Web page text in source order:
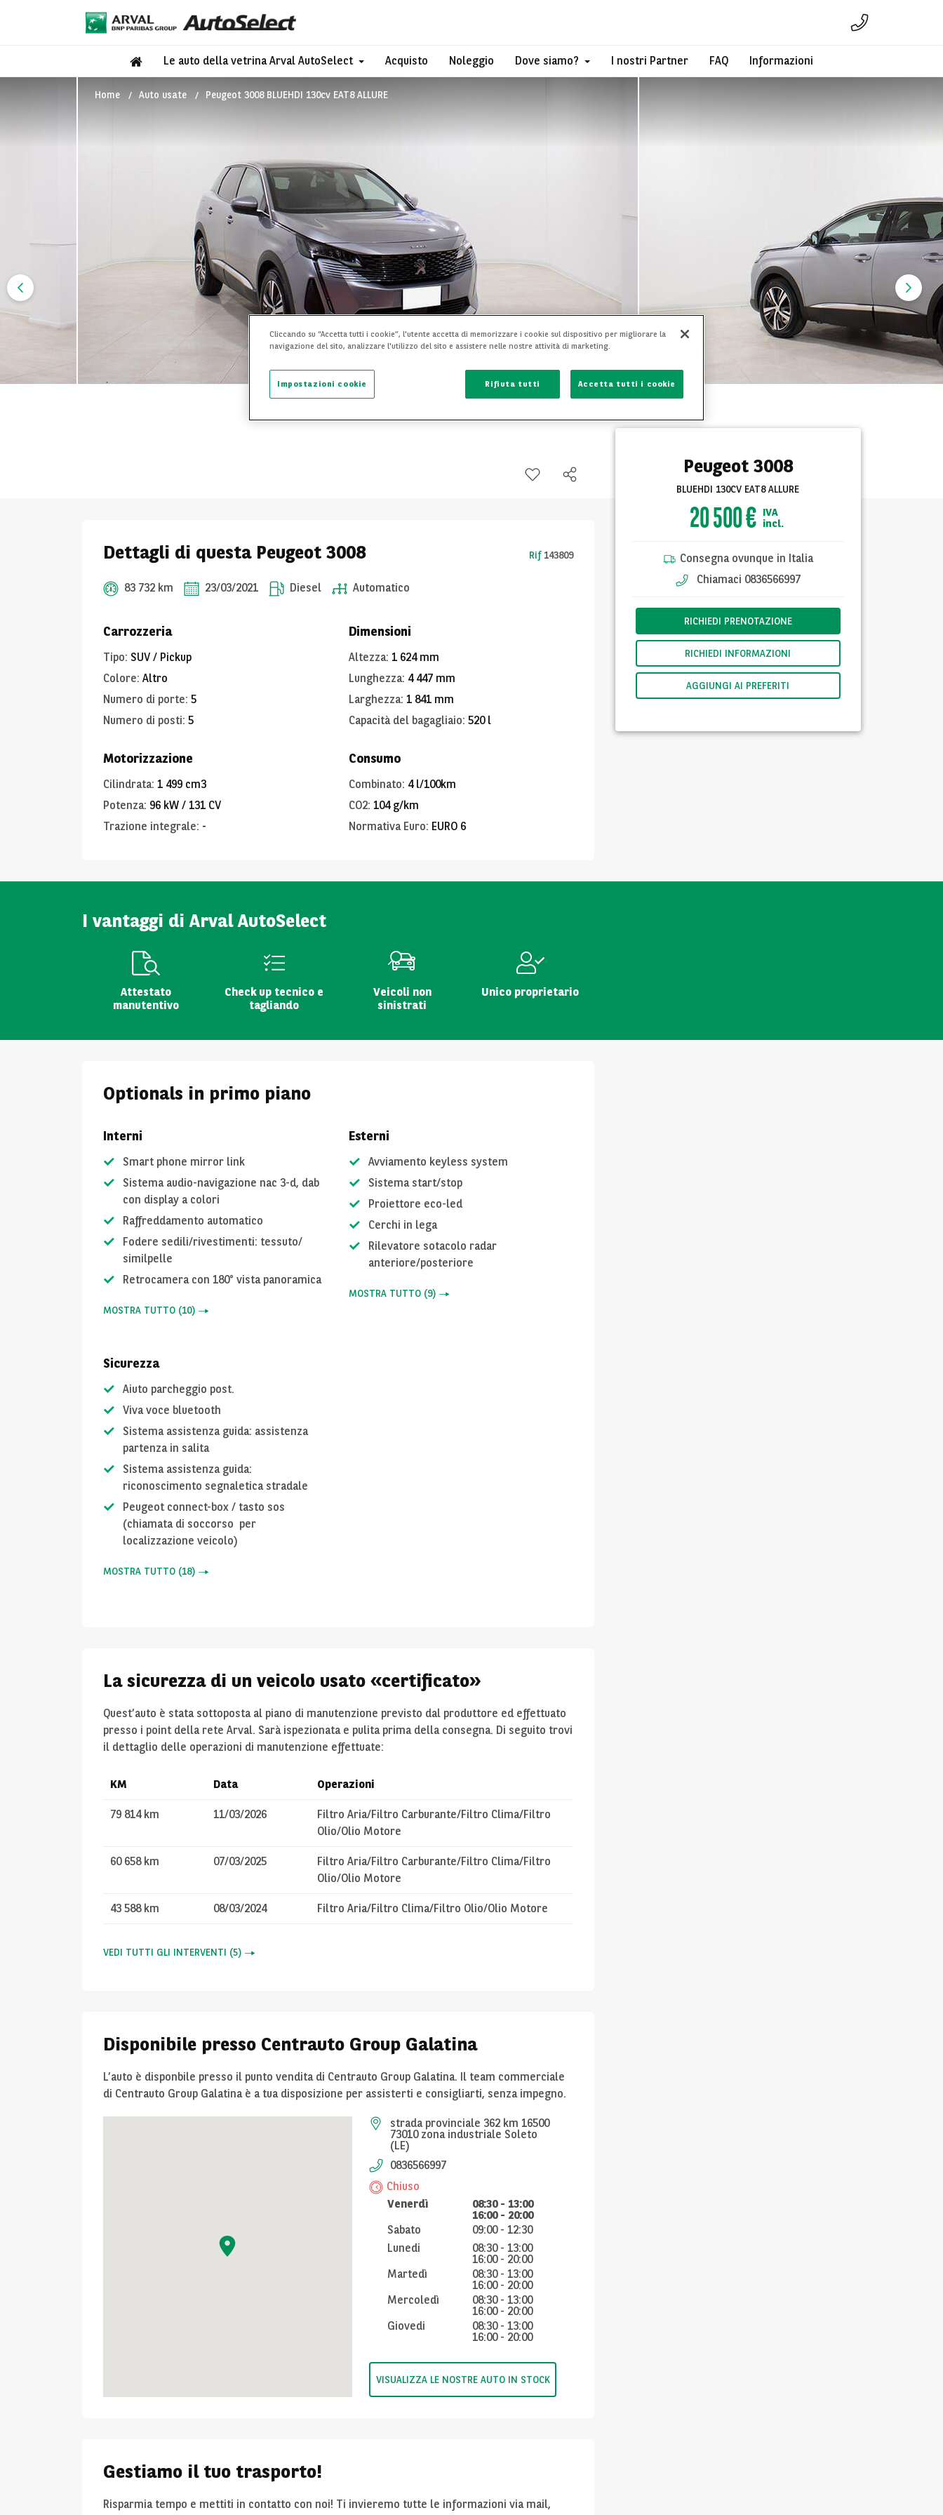
Le auto della vetrina Arval AutoSelect Acquisto Noleggio Dove siamo? I nostri Partner FAQ Informazioni
Home Auto usate Peugeot 3008 BLUEHDI 130cv EAT8 ALLURE
Peugeot 3008
BLUEHDI 130CV EAT8 ALLURE
20 500 € IVA
incl.
Consegna ovunque in Italia
Chiamaci 0836566997
RICHIEDI PRENOTAZIONE
RICHIEDI INFORMAZIONI
AGGIUNGI AI PREFERITI
Dettagli di questa Peugeot 3008
83 732 km 23/03/2021 Diesel Automatico
Rif 143809
Carrozzeria
Tipo: SUV / Pickup
Colore: Altro
Numero di porte: 5
Numero di posti: 5
Dimensioni
Altezza: 1 624 mm
Lunghezza: 4 447 mm
Larghezza: 1 841 mm
Capacità del bagagliaio: 520 l
Motorizzazione
Cilindrata: 1 499 cm3
Potenza: 96 kW / 131 CV
Trazione integrale: -
Consumo
Combinato: 4 l/100km
CO2: 104 g/km
Normativa Euro: EURO 6
I vantaggi di Arval AutoSelect
Attestato
manutentivo
Check up tecnico e
tagliando
Veicoli non
sinistrati
Unico proprietario
Optionals in primo piano
Interni
Smart phone mirror link
Sistema audio-navigazione nac 3-d, dab
con display a colori
Raffreddamento automatico
Fodere sedili/rivestimenti: tessuto/
similpelle
Retrocamera con 180° vista panoramica
MOSTRA TUTTO (10)
Esterni
Avviamento keyless system
Sistema start/stop
Proiettore eco-led
Cerchi in lega
Rilevatore sotacolo radar
anteriore/posteriore
MOSTRA TUTTO (9)
Sicurezza
Aiuto parcheggio post.
Viva voce bluetooth
Sistema assistenza guida: assistenza
partenza in salita
Sistema assistenza guida:
riconoscimento segnaletica stradale
Peugeot connect-box / tasto sos
(chiamata di soccorso per
localizzazione veicolo)
MOSTRA TUTTO (18)
La sicurezza di un veicolo usato «certificato»
Quest’auto è stata sottoposta al piano di manutenzione previsto dal produttore ed effettuato
presso i point della rete Arval. Sarà ispezionata e pulita prima della consegna. Di seguito trovi
il dettaglio delle operazioni di manutenzione effettuate:
KM Data Operazioni
79 814 km 11/03/2026
Filtro Aria/Filtro Carburante/Filtro Clima/Filtro
Olio/Olio Motore
60 658 km 07/03/2025
Filtro Aria/Filtro Carburante/Filtro Clima/Filtro
Olio/Olio Motore
43 588 km 08/03/2024 Filtro Aria/Filtro Clima/Filtro Olio/Olio Motore
VEDI TUTTI GLI INTERVENTI (5)
Disponibile presso Centrauto Group Galatina
L’auto è disponbile presso il punto vendita di Centrauto Group Galatina. Il team commerciale
di Centrauto Group Galatina è a tua disposizione per assisterti e consigliarti, senza impegno.
strada provinciale 362 km 16500
73010 zona industriale Soleto
(LE)
0836566997
Chiuso
Venerdì
08:30- 13:00
16:00- 20:00
Sabato
09:00- 12:30
Lunedi
08:30- 13:00
16:00- 20:00
Martedì
08:30- 13:00
16:00- 20:00
Mercoledì
08:30- 13:00
16:00- 20:00
Giovedi
08:30- 13:00
16:00- 20:00
VISUALIZZA LE NOSTRE AUTO IN STOCK
Gestiamo il tuo trasporto!
Risparmia tempo e mettiti in contatto con noi! Ti invieremo tutte le informazioni via mail,
Cliccando su “Accetta tutti i cookie”, l'utente accetta di memorizzare i cookie sul dispositivo per migliorare la
navigazione del sito, analizzare l'utilizzo del sito e assistere nelle nostre attività di marketing.
Rifiuta tutti Accetta tutti i cookie
Impostazioni cookie